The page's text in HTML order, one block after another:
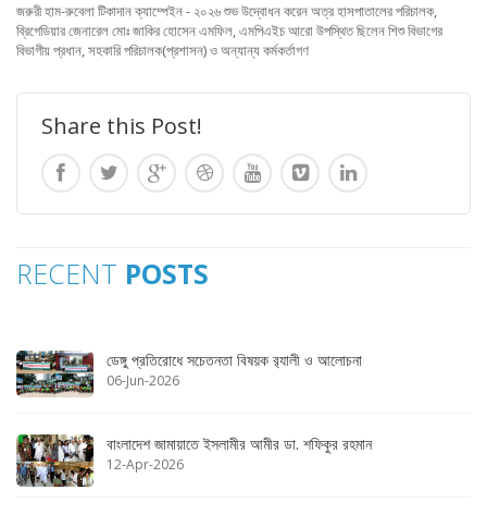
জরুরী হাম-রুবেলা টিকাদান ক্যাম্পেইন - ২০২৬ শুভ উদ্বোধন করেন অত্র হাসপাতালের পরিচালক,
ব্রিগেডিয়ার জেনারেল মোঃ জাকির হোসেন এমফিল, এমপিএইচ আরো উপস্থিত ছিলেন শিশু বিভাগের
বিভাগীয় প্রধান, সহকারি পরিচালক(প্রশাসন) ও অন্যান্য কর্মকর্তাগণ
Share this Post!
RECENT POSTS
ডেঙ্গু প্রতিরোধে সচেতনতা বিষয়ক র‌্যালী ও আলোচনা
06-Jun-2026
বাংলাদেশ জামায়াতে ইসলামীর আমীর ডা. শফিকুর রহমান
12-Apr-2026